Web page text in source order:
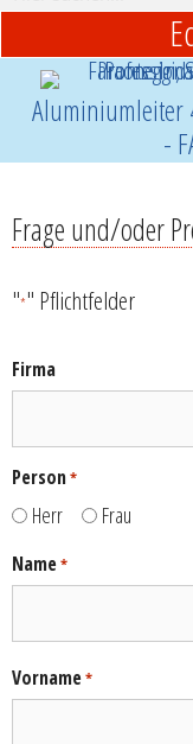
Aluminiumleiter
-
Frage und/oder
"*" Pflichtfelder
Firma
Person*
Herr Frau
Name*
Vorname*